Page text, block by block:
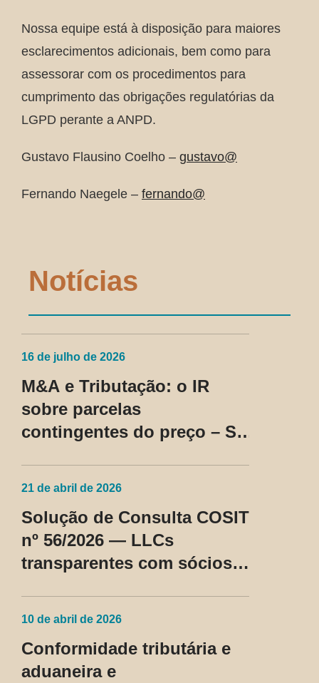
Nossa equipe está à disposição para maiores
esclarecimentos adicionais, bem como para
assessorar com os procedimentos para
cumprimento das obrigações regulatórias da
LGPD perante a ANPD.
Gustavo Flausino Coelho – gustavo@
Fernando Naegele – fernando@
Notícias
16 de julho de 2026
M&A e Tributação: o IR
sobre parcelas
contingentes do preço – SC
21 de abril de 2026
Solução de Consulta COSIT
nº 56/2026 — LLCs
transparentes com sócios
10 de abril de 2026
Conformidade tributária e
aduaneira e